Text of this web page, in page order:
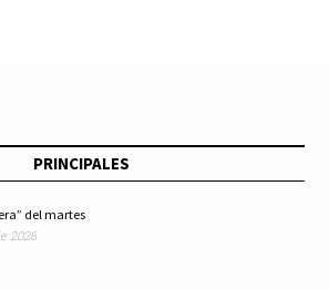
PRINCIPALES
del martes
2026